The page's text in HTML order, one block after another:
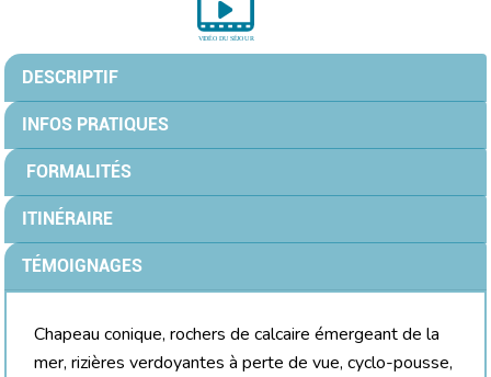
DESCRIPTIF
INFOS PRATIQUES
FORMALITÉS
ITINÉRAIRE
TÉMOIGNAGES
Chapeau conique, rochers de calcaire émergeant de la
mer, rizières verdoyantes à perte de vue, cyclo-pousse,